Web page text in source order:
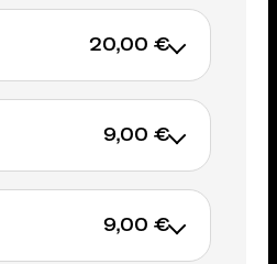
20,00 €
9,00 €
AU PANIER9,00 €